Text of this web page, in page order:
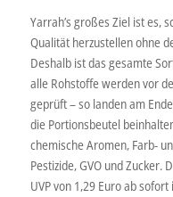
Yarrah’s großes Ziel ist es,
Qualität herzustellen ohne
Deshalb ist das gesamte
alle Rohstoffe werden vor
geprüft – so landen am
die Portionsbeutel
chemische Aromen, Farb-
Pestizide, GVO und Zucker.
UVP von 1,29 Euro ab